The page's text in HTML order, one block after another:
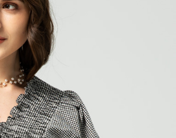
【注意事項】
1.本服務係由「台灣大哥大股份有限公司」（以下簡稱
用戶於交易時，得透過本服務購買商品或服務，並由商
款買賣價金債權讓與本公司後，依約使用本公司帳單繳
2.基於同意付款使用「大哥付你分期」之契約關係目的
資料（包含姓名、電話或地址）提供予台灣大哥大進項
用，由本公司與您本人進行分期帳單所需資料之確認、
3.完整用戶服務條款，請詳閱以下連結：
３．收到繳費通知簡訊後14天內，點擊此簡訊中的連結
／ATM／網路銀行／等多元方式進行付款，方視為交易
※ 請注意：結帳手續完成當下不需立刻繳費，但若您需
絡購買商品的店家。未經商家同意取消之訂單仍視為有
先享後付繳納相關費用。
※ 交易是否成功請以「AFTEE先享後付 」之結帳頁面
是否繳費成功／繳費後需取消欲退款等相關疑問，請聯
付客戶支援中心」
【注意事項】
１．透過由恩沛科技股份有限公司提供之「AFTEE先
交易，需依本服務之必要範圍內提供個人資料，並將交
求債權轉讓予恩沛科技股份有限公司。
每筆NT$80，滿NT$888(含以上)免運費
萊爾富取貨付款
每筆NT$60，滿NT$3,000(含以上)免運費
付款後萊爾富取貨
每筆NT$60，滿NT$3,000(含以上)免運費
7-11取貨付款
每筆NT$80，滿NT$3,000(含以上)免運費